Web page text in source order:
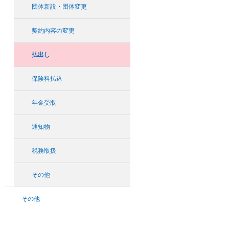
団体新設・団体変更
契約内容の変更
払出し
保険料払込
年金受取
通知物
税務取扱
その他
その他